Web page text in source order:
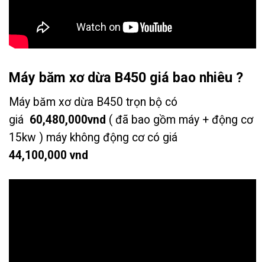
Máy băm xơ dừa B450 giá bao nhiêu ?
Máy băm xơ dừa B450 trọn bộ có
giá 60,480,000vnd ( đã bao gồm máy + động cơ
15kw ) máy không động cơ có giá
44,100,000 vnd